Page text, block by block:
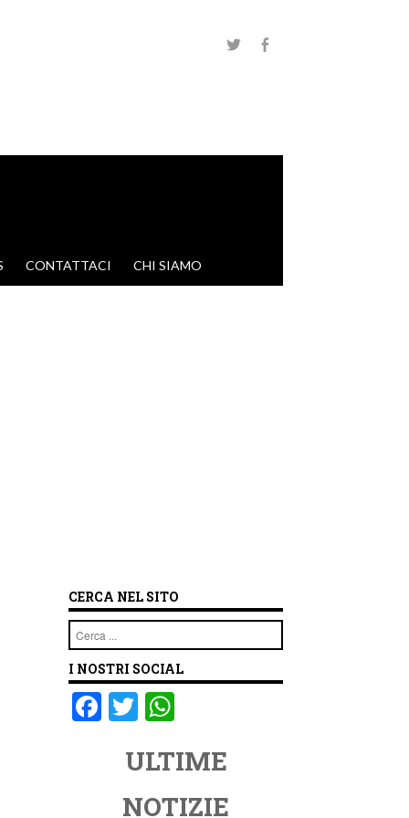
CONTATTACI CHI SIAMO
CERCA NEL SITO
Cerca
I NOSTRI SOCIAL
F T
tt
er
at
s
ULTIME
NOTIZIE